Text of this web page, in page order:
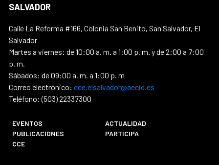
SALVADOR
Calle La Reforma #166, Colonia San Benito, San Salvador, El
Salvador
Martes a viernes: de 10:00 a. m. a 1:00 p. m. y de 2:00 a 7:00
p. m.
Sábados: de 09:00 a. m. a 1:00 p. m
Correo electrónico: cce.elsalvador@aecid.es
Teléfono: (503) 22337300
EVENTOS
ACTUALIDAD
PUBLICACIONES
PARTICIPA
CCE